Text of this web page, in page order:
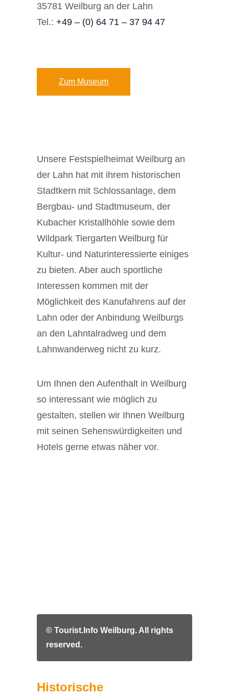
35781 Weilburg an der Lahn
Tel.: +49 – (0) 64 71 – 37 94 47
Zum Museum
Unsere Festspielheimat Weilburg an
der Lahn hat mit ihrem historischen
Stadtkern mit Schlossanlage, dem
Bergbau- und Stadtmuseum, der
Kubacher Kristallhöhle sowie dem
Wildpark Tiergarten Weilburg für
Kultur- und Naturinteressierte einiges
zu bieten. Aber auch sportliche
Interessen kommen mit der
Möglichkeit des Kanufahrens auf der
Lahn oder der Anbindung Weilburgs
an den Lahntalradweg und dem
Lahnwanderweg nicht zu kurz.
Um Ihnen den Aufenthalt in Weilburg
so interessant wie möglich zu
gestalten, stellen wir Ihnen Weilburg
mit seinen Sehenswürdigkeiten und
Hotels gerne etwas näher vor.
© Tourist.Info Weilburg. All rights
reserved.
Historische